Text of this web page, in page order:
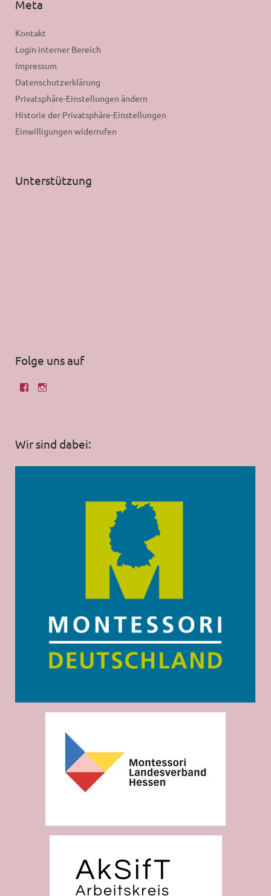
Meta
Kontakt
Login interner Bereich
Impressum
Datenschutzerklärung
Privatsphäre-Einstellungen ändern
Historie der Privatsphäre-Einstellungen
Einwilligungen widerrufen
Unterstützung
Folge uns auf
Wir sind dabei: